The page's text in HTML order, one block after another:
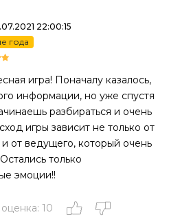
22:00:15
года
игра! Поначалу казалось,
информации, но уже спустя
разбираться и очень
игры зависит не только от
от ведущего, который очень
только
эмоции!!
10